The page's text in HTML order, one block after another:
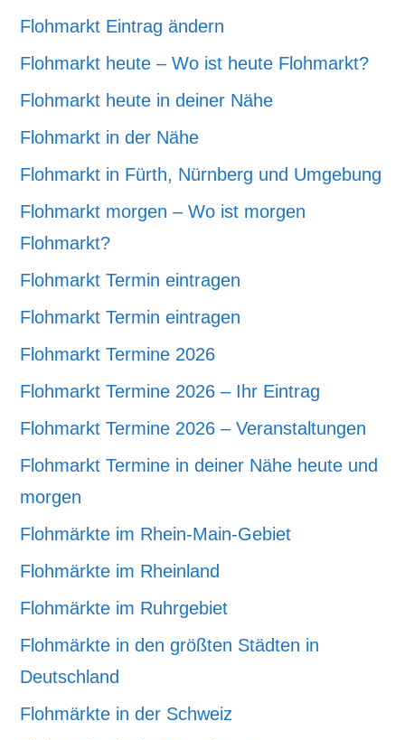
Flohmarkt Eintrag ändern
Flohmarkt heute – Wo ist heute Flohmarkt?
Flohmarkt heute in deiner Nähe
Flohmarkt in der Nähe
Flohmarkt in Fürth, Nürnberg und Umgebung
Flohmarkt morgen – Wo ist morgen
Flohmarkt?
Flohmarkt Termin eintragen
Flohmarkt Termin eintragen
Flohmarkt Termine 2026
Flohmarkt Termine 2026 – Ihr Eintrag
Flohmarkt Termine 2026 – Veranstaltungen
Flohmarkt Termine in deiner Nähe heute und
morgen
Flohmärkte im Rhein-Main-Gebiet
Flohmärkte im Rheinland
Flohmärkte im Ruhrgebiet
Flohmärkte in den größten Städten in
Deutschland
Flohmärkte in der Schweiz